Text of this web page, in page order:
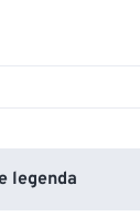
legenda